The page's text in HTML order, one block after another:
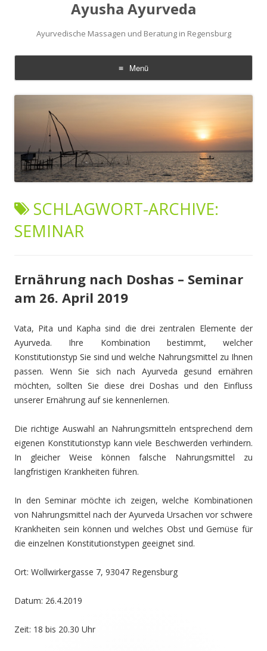
Ayusha Ayurveda
Ayurvedische Massagen und Beratung in Regensburg
Menü
Zum
Inhalt
SCHLAGWORT-ARCHIVE:
SEMINAR
Ernährung nach Doshas – Seminar
am 26. April 2019
Vata, Pita und Kapha sind die drei zentralen Elemente der
Ayurveda. Ihre Kombination bestimmt, welcher
Konstitutionstyp Sie sind und welche Nahrungsmittel zu Ihnen
passen. Wenn Sie sich nach Ayurveda gesund ernähren
möchten, sollten Sie diese drei Doshas und den Einfluss
unserer Ernährung auf sie kennenlernen.
Die richtige Auswahl an Nahrungsmitteln entsprechend dem
eigenen Konstitutionstyp kann viele Beschwerden verhindern.
In gleicher Weise können falsche Nahrungsmittel zu
langfristigen Krankheiten führen.
In den Seminar möchte ich zeigen, welche Kombinationen
von Nahrungsmittel nach der Ayurveda Ursachen vor schwere
Krankheiten sein können und welches Obst und Gemüse für
die einzelnen Konstitutionstypen geeignet sind.
Ort: Wollwirkergasse 7, 93047 Regensburg
Datum: 26.4.2019
Zeit: 18 bis 20.30 Uhr